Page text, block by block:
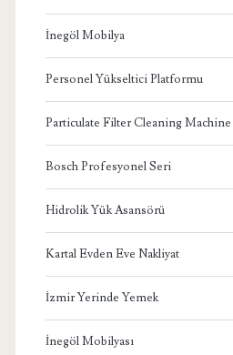
İnegöl Mobilya
Personel Yükseltici Platformu
Particulate Filter Cleaning Machine
Bosch Profesyonel Seri
Hidrolik Yük Asansörü
Kartal Evden Eve Nakliyat
İzmir Yerinde Yemek
İnegöl Mobilyası